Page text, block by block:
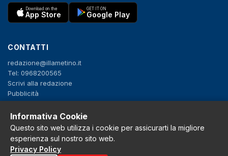
Download on the
App Store
GET IT ON
Google Play
CONTATTI
redazione@illametino.it
Tel: 0968200565
Scrivi alla redazione
Pubblicità
f X IG YT
Informativa Cookie
Questo sito web utilizza i cookie per assicurarti la migliore
esperienza sul nostro sito web.
Privacy Policy